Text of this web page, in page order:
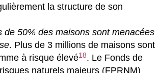
la structure de son
de 50% des maisons sont menacées
. Plus de 3 millions de maisons sont
à risque élevé18. Le Fonds de
naturels majeurs (FPRNM)